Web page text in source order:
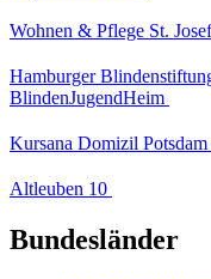
Wohnen & Pflege St.
Hamburger
BlindenJugendHeim
Kursana Domizil
Altleuben 10
Bundesländer